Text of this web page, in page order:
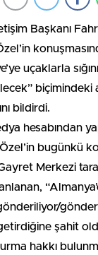
Başkanı
uçaklarla
biçimindeki
bildirdi.
hesabından
bugünkü
Merkezi
gönderiliyor/
şahit
hakkı